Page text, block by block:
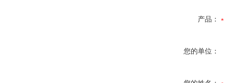
产品：
您的单位：